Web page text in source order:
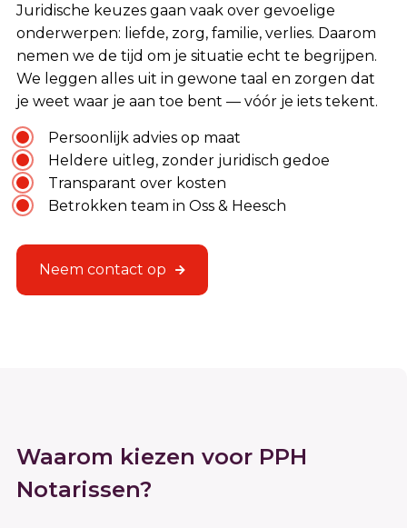
Juridische keuzes gaan vaak over gevoelige
onderwerpen: liefde, zorg, familie, verlies. Daarom
nemen we de tijd om je situatie echt te begrijpen.
We leggen alles uit in gewone taal en zorgen dat
je weet waar je aan toe bent — vóór je iets tekent.
Persoonlijk advies op maat
Heldere uitleg, zonder juridisch gedoe
Transparant over kosten
Betrokken team in Oss & Heesch
Neem contact op
Waarom kiezen voor PPH
Notarissen?